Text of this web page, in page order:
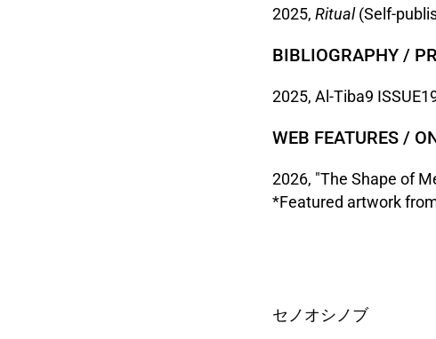
2025,Ritual(Self-
BIBLIOGRAPHY /
2025, Al-Tiba9
WEB FEATURES /
2026, "The Shape of
*Featured artwork
セノオシノブ